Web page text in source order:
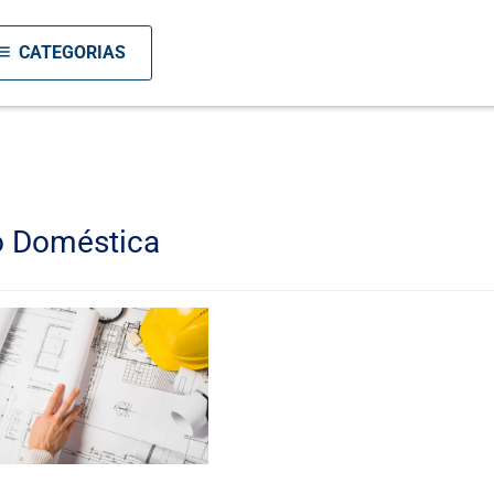
CATEGORIAS
Doméstica